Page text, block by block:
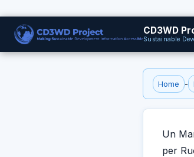
CD3WD
Sustainable
Home -
Un
per